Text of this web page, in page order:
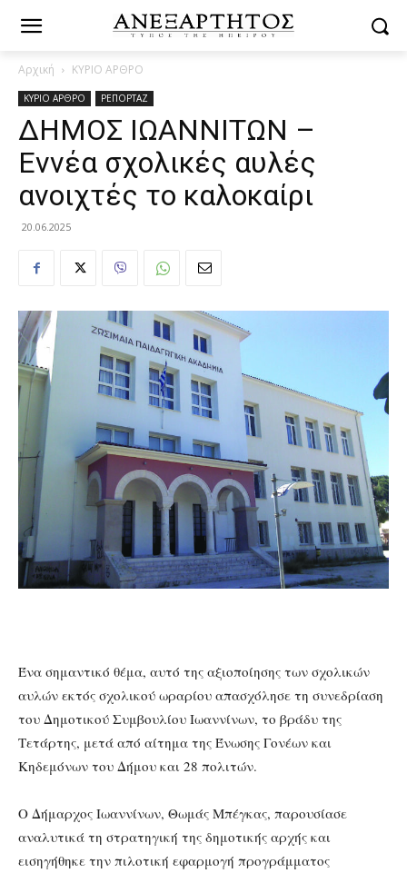
Αρχική ΚΥΡΙΟ ΑΡΘΡΟ
ΚΥΡΙΟ ΑΡΘΡΟ ΡΕΠΟΡΤΑΖ
ΔΗΜΟΣ ΙΩΑΝΝΙΤΩΝ –
Εννέα σχολικές αυλές
ανοιχτές το καλοκαίρι
20.06.2025
Ένα σημαντικό θέμα, αυτό της αξιοποίησης των σχολικών
αυλών εκτός σχολικού ωραρίου απασχόλησε τη συνεδρίαση
του Δημοτικού Συμβουλίου Ιωαννίνων, το βράδυ της
Τετάρτης, μετά από αίτημα της Ένωσης Γονέων και
Κηδεμόνων του Δήμου και 28 πολιτών.
Ο Δήμαρχος Ιωαννίνων, Θωμάς Μπέγκας, παρουσίασε
αναλυτικά τη στρατηγική της δημοτικής αρχής και
εισηγήθηκε την πιλοτική εφαρμογή προγράμματος